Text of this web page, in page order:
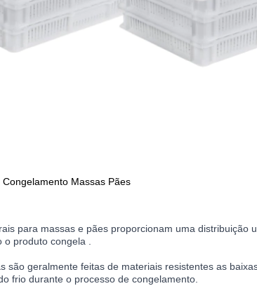
Massas Pães
para massas e pães proporcionam uma distribuição
produto congela .
são geralmente feitas de materiais resistentes as
frio durante o processo de congelamento.